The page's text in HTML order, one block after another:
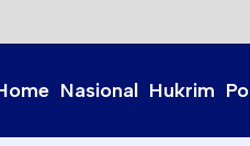
Nasional Hukrim